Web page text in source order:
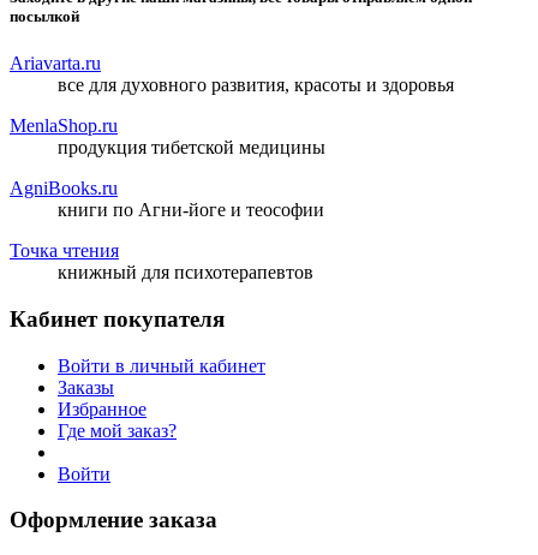
посылкой
Ariavarta.ru
все для духовного развития, красоты и здоровья
MenlaShop.ru
продукция тибетской медицины
AgniBooks.ru
книги по Агни-йоге и теософии
Точка чтения
книжный для психотерапевтов
Кабинет покупателя
Войти в личный кабинет
Заказы
Избранное
Где мой заказ?
Войти
Оформление заказа